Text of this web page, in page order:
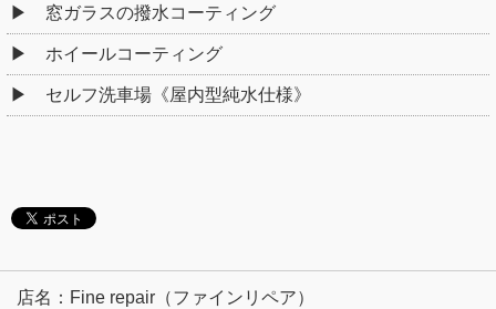
窓ガラスの撥水コーティング
ホイールコーティング
セルフ洗車場《屋内型純水仕様》
店名：Fine repair（ファインリペア）